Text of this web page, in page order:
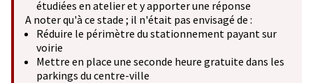
étudiées en atelier et y apporter une réponse
A noter qu'à ce stade ; il n'était pas envisagé de :
Réduire le périmètre du stationnement payant sur
voirie
Mettre en place une seconde heure gratuite dans les
parkings du centre-ville